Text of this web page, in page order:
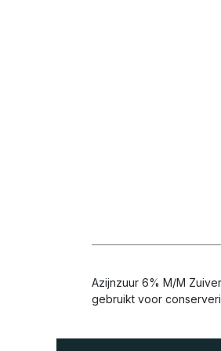
Azijnzuur 6% M/M
gebruikt voor